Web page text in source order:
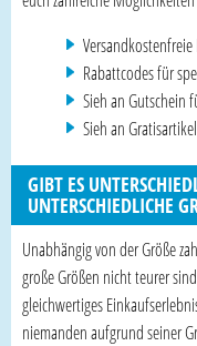
Rabattcodes für
Sieh an Gutschein
Sieh an Gratisartikel
GIBT ES
UNTERSCHIEDLICHE
Unabhängig von der Größe
große Größen nicht teurer
gleichwertiges
niemanden aufgrund seiner